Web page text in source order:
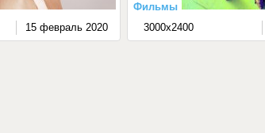
15 февраль 2020
Фильмы
3000x2400